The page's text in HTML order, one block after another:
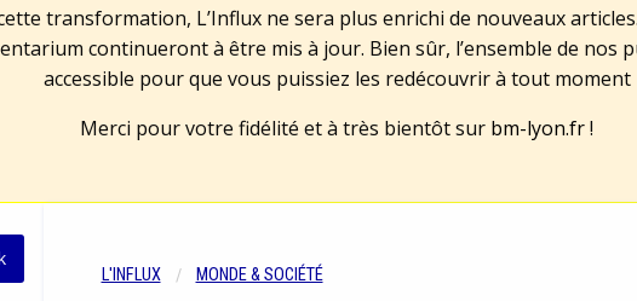
transformation, L’Influx ne sera plus enrichi de nouveaux
continueront à être mis à jour. Bien sûr, l’ensemble de nos
accessible pour que vous puissiez les redécouvrir à tout moment
Merci pour votre fidélité et à très bientôt sur bm-lyon.fr!
L'INFLUX MONDE & SOCIÉTÉ